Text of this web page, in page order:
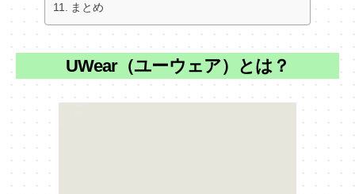
まとめ
UWear（ユーウェア）とは？